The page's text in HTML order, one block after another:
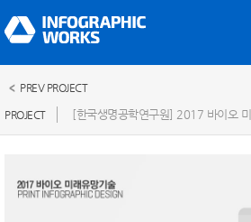
PROJECT [한국생명공학연구원] 2017 바이오
PREV PROJECT